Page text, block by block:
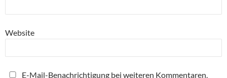
Website
E-Mail-Benachrichtigung bei weiteren Kommentaren.